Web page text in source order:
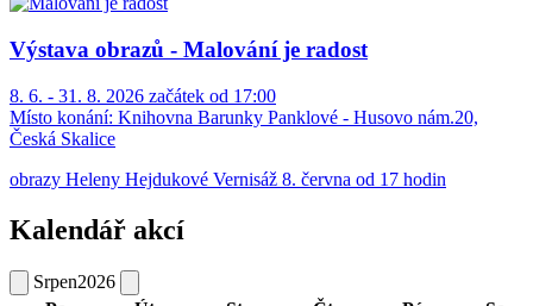
Výstava obrazů - Malování je radost
8. 6. - 31. 8. 2026 začátek od 17:00
Místo konání: Knihovna Barunky Panklové - Husovo nám.20,
Česká Skalice
obrazy Heleny Hejdukové Vernisáž 8. června od 17 hodin
Kalendář akcí
Srpen2026